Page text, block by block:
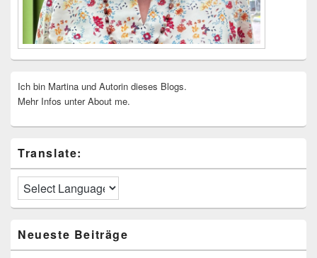
Ich bin Martina und Autorin dieses Blogs.
Mehr Infos unter About me.
Translate:
Neueste Beiträge